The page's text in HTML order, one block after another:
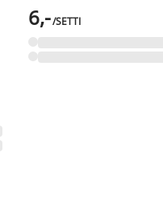
6,-/SETTI